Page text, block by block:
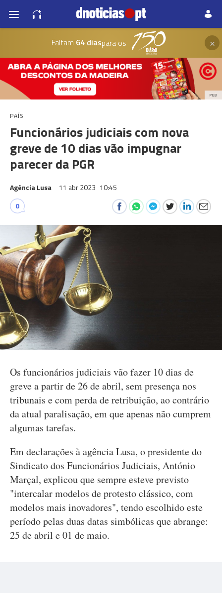
Faltam 64 diaspara os ×
PUB
PAÍS
Funcionários judiciais com nova
greve de 10 dias vão impugnar
parecer da PGR
Agência Lusa 11 abr 2023 10:45
0
Os funcionários judiciais vão fazer 10 dias de
greve a partir de 26 de abril, sem presença nos
tribunais e com perda de retribuição, ao contrário
da atual paralisação, em que apenas não cumprem
algumas tarefas.
Em declarações à agência Lusa, o presidente do
Sindicato dos Funcionários Judiciais, António
Marçal, explicou que sempre esteve previsto
"intercalar modelos de protesto clássico, com
modelos mais inovadores", tendo escolhido este
período pelas duas datas simbólicas que abrange:
25 de abril e 01 de maio.